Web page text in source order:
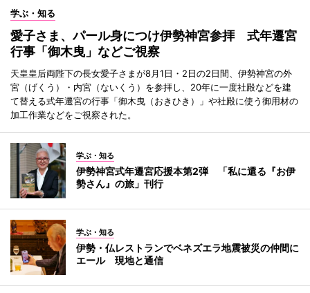
学ぶ・知る
愛子さま、パール身につけ伊勢神宮参拝 式年遷宮
行事「御木曳」などご視察
天皇皇后両陛下の長女愛子さまが8月1日・2日の2日間、伊勢神宮の外
宮（げくう）・内宮（ないくう）を参拝し、20年に一度社殿などを建
て替える式年遷宮の行事「御木曳（おきひき）」や社殿に使う御用材の
加工作業などをご視察された。
学ぶ・知る
伊勢神宮式年遷宮応援本第2弾 「私に還る『お伊
勢さん』の旅」刊行
学ぶ・知る
伊勢・仏レストランでベネズエラ地震被災の仲間に
エール 現地と通信